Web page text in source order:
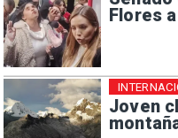
Flores
Joven